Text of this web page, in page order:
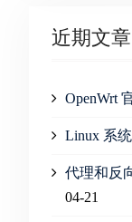
近期文章
OpenWrt
Linux 系
代理和反
04-21